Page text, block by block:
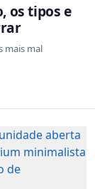
os tipos e
mais mal